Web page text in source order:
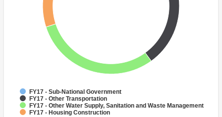
FY17 - Sub-National Government
FY17 - Other Transportation
FY17 - Other Water Supply, Sanitation and Waste Management
FY17 - Housing Construction